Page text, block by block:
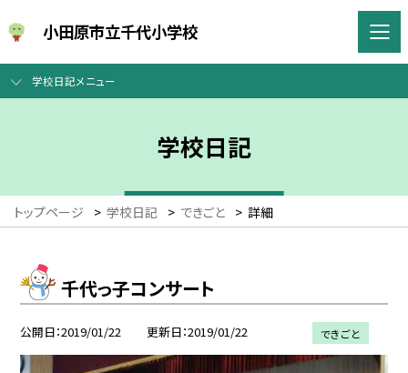
小田原市立千代小学校
学校日記メニュー
学校日記
トップページ > 学校日記 > できごと > 詳細
千代っ子コンサート
公開日 2019/01/22 更新日 2019/01/22 できごと